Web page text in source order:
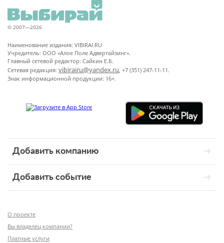
© 2007—2026
Наименование издания: VIBIRAI.RU
Учредитель: ООО «Алое Поле Адвертайзинг».
Главный сетевой редактор: Сайкин Е.Б.
Сетевая редакция: vibirairu@yandex.ru, +7 (351) 247-11-11.
Знак информационной продукции: 16+.
Добавить компанию
Добавить событие
О проекте
Вы владелец компании?
Платные услуги